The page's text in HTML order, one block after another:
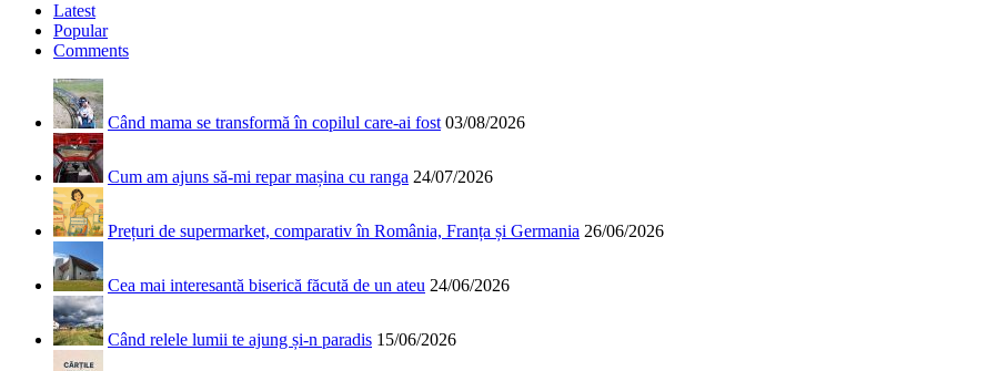
Latest
Popular
Comments
Când mama se transformă în copilul care-ai fost 03/08/2026
Cum am ajuns să-mi repar mașina cu ranga 24/07/2026
Prețuri de supermarket, comparativ în România, Franța și Germania 26/06/2026
Cea mai interesantă biserică făcută de un ateu 24/06/2026
Când relele lumii te ajung și-n paradis 15/06/2026